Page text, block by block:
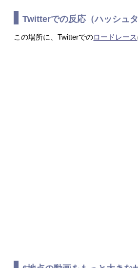
Twitterでの反応（ハッシュ
この場所に、Twitterでのロードレース